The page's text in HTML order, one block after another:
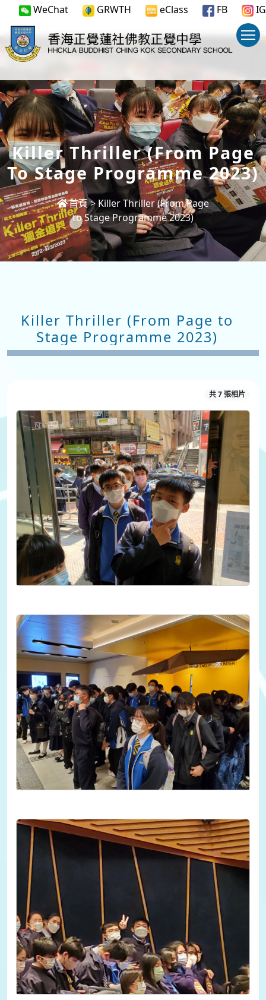
WeChat GRWTH eClass FB IG
Killer Thriller (From Page
To Stage Programme 2023)
首頁> Killer Thriller (From Page
to Stage Programme 2023)
Killer Thriller (From Page to
Stage Programme 2023)
共 7 張相片